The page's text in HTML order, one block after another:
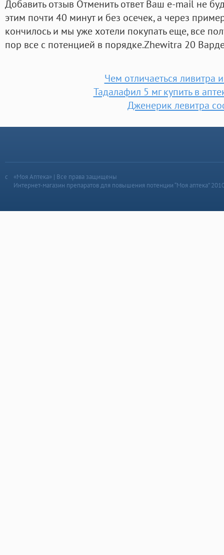
Добавить отзыв Отменить ответ Ваш e-mail не
этим почти 40 минут и без осечек, а через
кончилось и мы уже хотели покупать еще, все
пор все с потенцией в порядке.Zhewitra 20
Чем отличаеться ливитра
Тадалафил 5 мг купить в
Дженерик левитра
«Моя Аптека» | Все права защищены
Интернет-магазин препаратов для повышения потенции “Моя аптека”